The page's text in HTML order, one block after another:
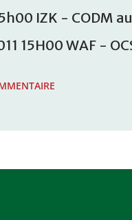
IZK - CODM
15H00 WAF -